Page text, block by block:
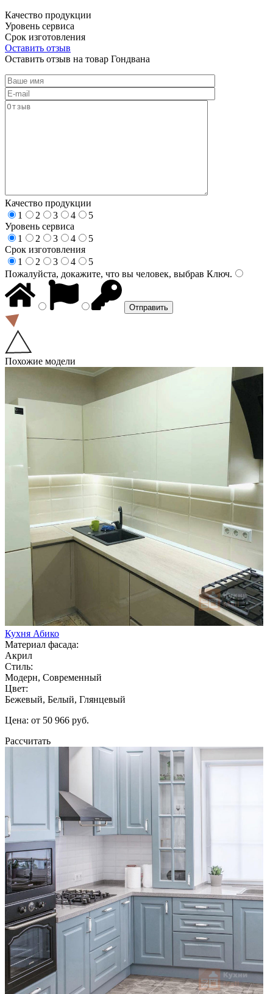
Качество продукции
Уровень сервиса
Срок изготовления
Оставить отзыв
Оставить отзыв на товар Гондвана
Качество продукции
1
2 3 4
5
Уровень сервиса
1
2 3 4
5
Срок изготовления
1
2 3 4
5
Пожалуйста, докажите, что вы человек, выбрав Ключ.
Похожие модели
Кухня Абико
Материал фасада:
Акрил
Стиль:
Модерн, Современный
Цвет:
Бежевый, Белый, Глянцевый
Цена: от 50 966 руб.
Рассчитать